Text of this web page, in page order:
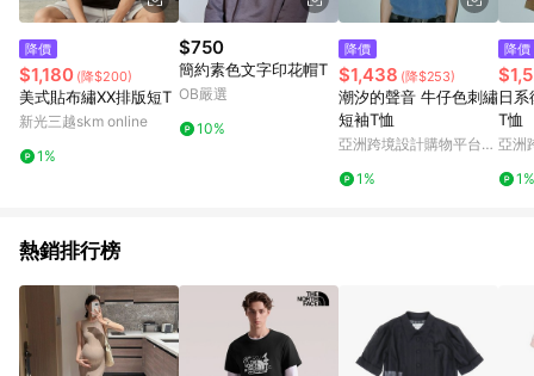
降價
$1,180 (降$200)
美式貼布繡XX排版短T
新光三越skm online
1%
$750
簡約素色文字印花帽T
OB嚴選
10%
降價
$1,438 (降$253)
潮汐的聲音 牛仔色刺繡
短袖T恤
亞洲跨境設計購物平台
1%
降價
日
T恤
亞洲
1%
熱銷排行榜